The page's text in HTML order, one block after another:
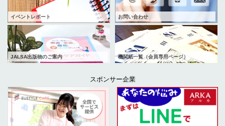
イベントレポート お問い合わせ
JALSA出版物のご案内 機関紙一覧（会員専用ページ）
スポンサー企業